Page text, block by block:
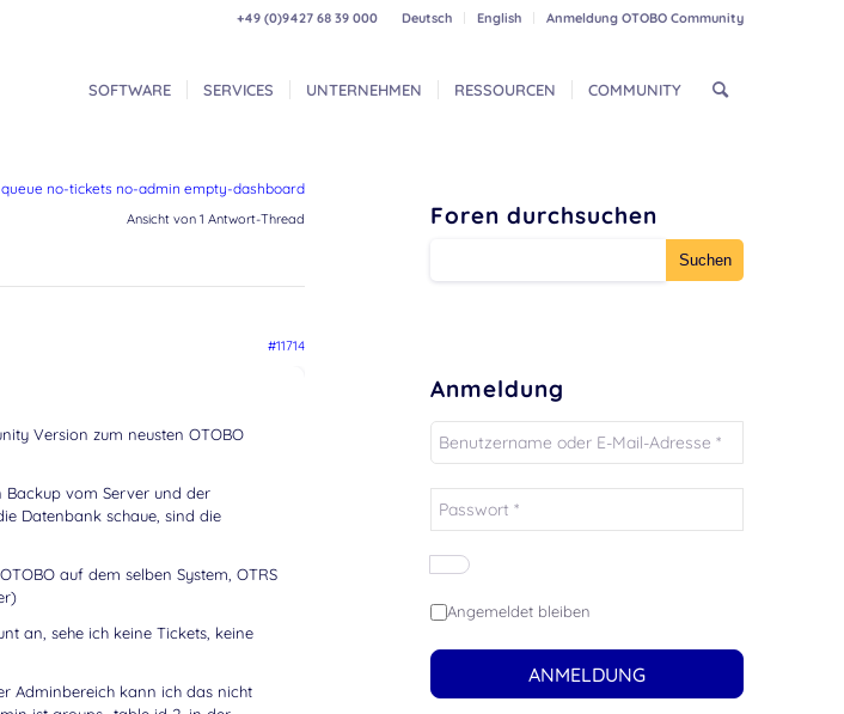
Deutsch English Anmeldung OTOBO Community
+49 (0)9427 68 39 000
SOFTWARE SERVICES UNTERNEHMEN RESSOURCEN COMMUNITY
no-tickets no-admin empty-dashboard
Ansicht von 1 Antwort-Thread
#11714
Version zum neusten OTOBO
Backup vom Server und der
Datenbank schaue, sind die
auf dem selben System, OTRS
an, sehe ich keine Tickets, keine
Adminbereich kann ich das nicht
Foren durchsuchen
Anmeldung
Angemeldet bleiben
ANMELDUNG